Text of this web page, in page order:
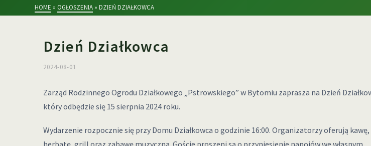
HOME » OGŁOSZENIA » DZIEŃ DZIAŁKOWCA
Dzień Działkowca
2024-08-01
Zarząd Rodzinnego Ogrodu Działkowego „Pstrowskiego” w Bytomiu zaprasza na Dzień
który odbędzie się 15 sierpnia 2024 roku.
Wydarzenie rozpocznie się przy Domu Działkowca o godzinie 16:00. Organizatorzy oferują kawę,